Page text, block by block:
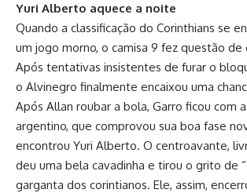
Yuri Alberto aquece a noite
Quando a classificação do Corinthians se
um jogo morno, o camisa 9 fez questão de
Após tentativas insistentes de furar o
o Alvinegro finalmente encaixou uma
Após Allan roubar a bola, Garro ficou com
argentino, que comprovou sua boa fase
encontrou Yuri Alberto. O centroavante,
deu uma bela cavadinha e tirou o grito de
garganta dos corintianos. Ele, assim,